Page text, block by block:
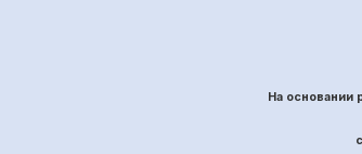
На основании